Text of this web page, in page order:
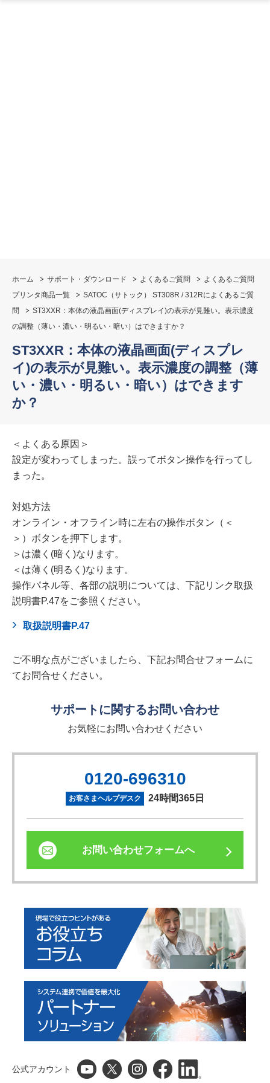
ホーム サポート・ダウンロード よくあるご質問
よくあるご質問
プリンタ商品一覧
SATOC（サトック） ST308R / 312Rによくあるご質
問
ST3XXR：本体の液晶画面(ディスプレイ)の表示が見難い。表示濃度
の調整（薄い・濃い・明るい・暗い）はできますか？
ST3XXR：本体の液晶画面(ディスプレ
イ)の表示が見難い。表示濃度の調整（薄
い・濃い・明るい・暗い）はできます
か？
＜よくある原因＞
設定が変わってしまった。誤ってボタン操作を行ってし
まった。
対処方法
オンライン・オフライン時に左右の操作ボタン（＜
＞）ボタンを押下します。
＞は濃く(暗く)なります。
＜は薄く(明るく)なります。
操作パネル等、各部の説明については、下記リンク取扱
説明書P.47をご参照ください。
取扱説明書P.47
ご不明な点がございましたら、下記お問合せフォームに
てお問合せください。
サポートに関するお問い合わせ
お気軽にお問い合わせください
0120-696310
お客さまヘルプデスク 24時間365日
お問い合わせフォームへ
公式アカウント